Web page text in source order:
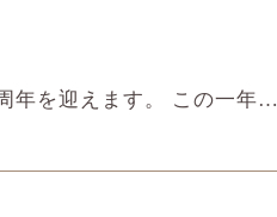
年を迎えます。 この一年…